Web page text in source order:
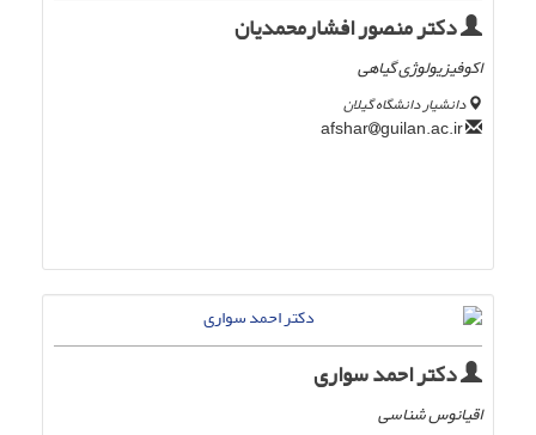
دکتر منصور افشارمحمدیان
اکوفیزیولوژی گیاهی
دانشیار دانشگاه گیلان
guilan.ac.ir
دکتر احمد سواری
اقیانوس شناسی